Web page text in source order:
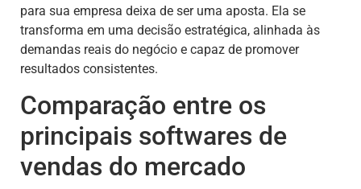
para sua empresa deixa de ser uma aposta. Ela se
transforma em uma decisão estratégica, alinhada às
demandas reais do negócio e capaz de promover
resultados consistentes.
Comparação entre os
principais softwares de
vendas do mercado